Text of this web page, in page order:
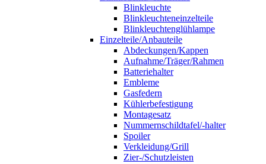
Blinkleuchte
Blinkleuchteneinzelteile
Blinkleuchtenglühlampe
Einzelteile/Anbauteile
Abdeckungen/Kappen
Aufnahme/Träger/Rahmen
Batteriehalter
Embleme
Gasfedern
Kühlerbefestigung
Montagesatz
Nummernschildtafel/-halter
Spoiler
Verkleidung/Grill
Zier-/Schutzleisten